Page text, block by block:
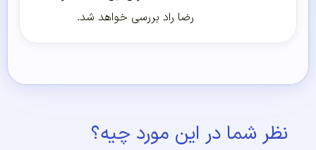
رضا راد بررسی خواهد شد.
نظر شما در این مورد چیه؟